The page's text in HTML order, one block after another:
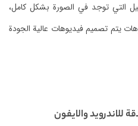
التي توجد في الصورة بشكل كامل،
يتم تصميم فيديوهات عالية الجودة
للاندرويد والايفون